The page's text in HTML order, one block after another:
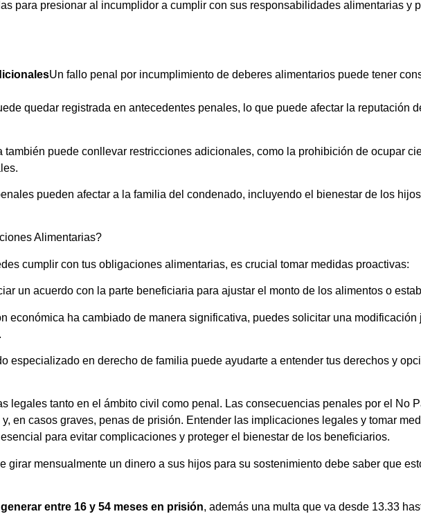
para presionar al incumplidor a cumplir con sus responsabilidades alimentarias y
Un fallo penal por incumplimiento de deberes alimentarios puede tener
quedar registrada en antecedentes penales, lo que puede afectar la reputación
también puede conllevar restricciones adicionales, como la prohibición de ocupar
pueden afectar a la familia del condenado, incluyendo el bienestar de los
Alimentarias?
cumplir con tus obligaciones alimentarias, es crucial tomar medidas proactivas:
un acuerdo con la parte beneficiaria para ajustar el monto de los alimentos o
económica ha cambiado de manera significativa, puedes solicitar una
especializado en derecho de familia puede ayudarte a entender tus derechos y
legales tanto en el ámbito civil como penal. Las consecuencias penales por el No
en casos graves, penas de prisión. Entender las implicaciones legales y tomar
para evitar complicaciones y proteger el bienestar de los beneficiarios.
girar mensualmente un dinero a sus hijos para su sostenimiento debe saber que
generar entre 16 y 54 meses en prisión, además una multa que va desde 13.33